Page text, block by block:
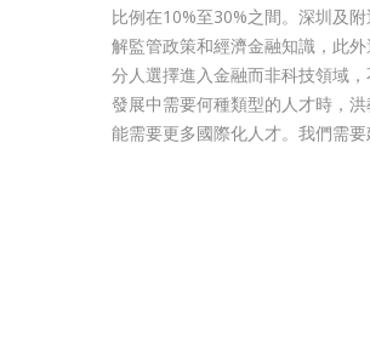
比例在10%至30%之間。深圳及
解監管政策和經濟金融知識，此
分人選擇進入金融而非科技領域
發展中需要何種類型的人才時，
能需要更多國際化人才。我們需